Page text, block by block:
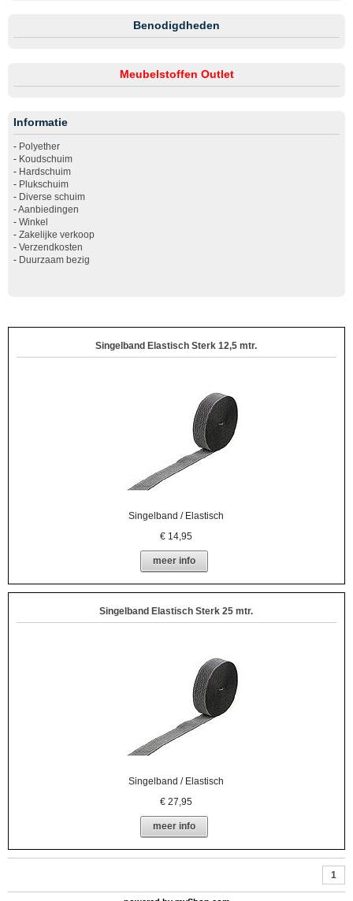
Benodigdheden
Meubelstoffen Outlet
Informatie
- Polyether
- Koudschuim
- Hardschuim
- Plukschuim
- Diverse schuim
-Aanbiedingen
- Winkel
- Zakelijke verkoop
- Verzendkosten
- Duurzaam bezig
Singelband Elastisch Sterk 12,5 mtr.
Singelband / Elastisch
€ 14,95
meer info
Singelband Elastisch Sterk 25 mtr.
Singelband / Elastisch
€27,95
meer info
1